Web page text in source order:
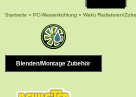
Startseite » PC-Wasserkühlung » Wakü Radiatoren/
Blenden/Montage Zubehör